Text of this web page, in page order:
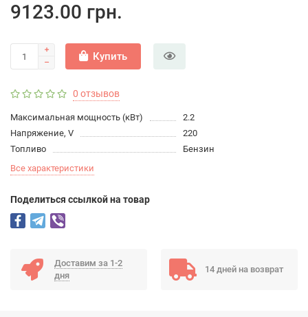
9123.00 грн.
Купить
0 отзывов
Максимальная мощность (кВт)
2.2
Напряжение, V
220
Топливо
Бензин
Все характеристики
Поделиться ссылкой на товар
Доставим за 1-2
дня
14 дней на возврат